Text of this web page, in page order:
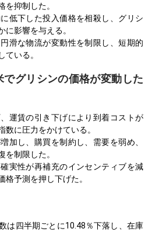
を抑制した。
低下した投入価格を相殺し、グリシ
に影響を与える。
滑な物流が変動性を制限し、短期的
ている。
グリシンの価格が変動した
運賃の引き下げにより到着コストが
に圧力をかけている。
加し、購買を制約し、需要を弱め、
を制限した。
実性が再補充のインセンティブを減
格予測を押し下げた。
は四半期ごとに10.48％下落し、在庫